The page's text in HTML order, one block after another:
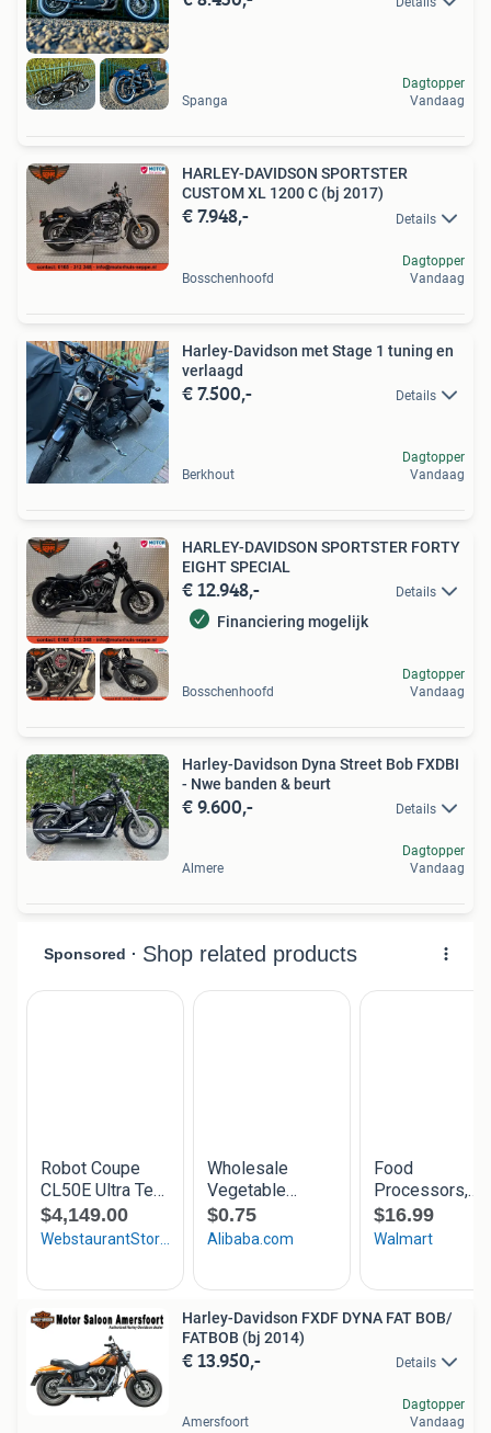
Spanga
Dagtopper
Vandaag
HARLEY-DAVIDSON SPORTSTER
CUSTOM XL 1200 C (bj 2017)
€ 7.948,- Details
Bosschenhoofd
Dagtopper
Vandaag
Harley-Davidson met Stage 1 tuning en
verlaagd
€ 7.500,- Details
Berkhout
Dagtopper
Vandaag
HARLEY-DAVIDSON SPORTSTER FORTY
EIGHT SPECIAL
€ 12.948,- Details
Financiering mogelijk
Bosschenhoofd
Dagtopper
Vandaag
Harley-Davidson Dyna Street Bob FXDBI
- Nwe banden & beurt
€ 9.600,- Details
Almere
Dagtopper
Vandaag
Harley-Davidson FXDF DYNA FAT BOB/
FATBOB (bj 2014)
€ 13.950,- Details
Amersfoort
Dagtopper
Vandaag